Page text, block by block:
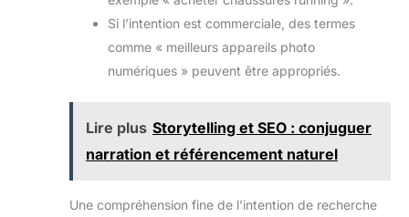
Si l’intention est commerciale, des termes
comme « meilleurs appareils photo
numériques » peuvent être appropriés.
Lire plus Storytelling et SEO : conjuguer
narration et référencement naturel
Une compréhension fine de l’intention de recherche